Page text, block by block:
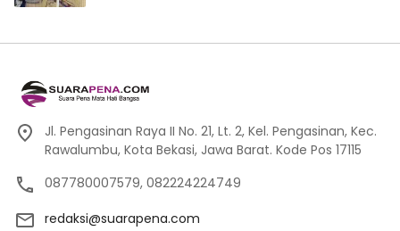
Jl. Pengasinan Raya II No. 21, Lt. 2, Kel. Pengasinan, Kec.
Rawalumbu, Kota Bekasi, Jawa Barat. Kode Pos 17115
087780007579, 082224224749
redaksi@suarapena.com